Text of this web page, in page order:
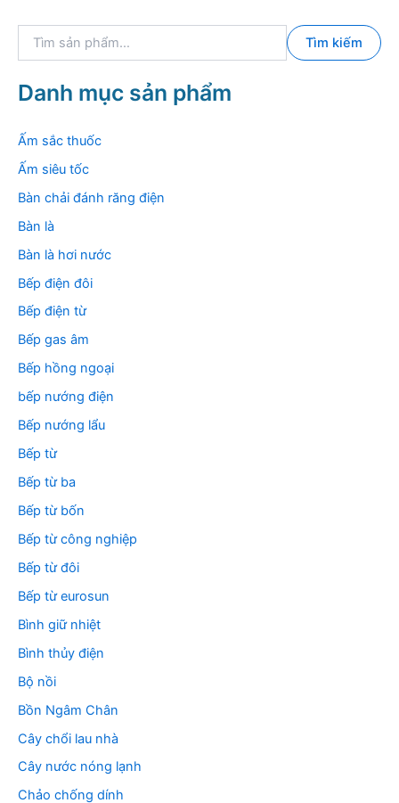
k
i
m
Tìm kiếm
Danh mục sản phẩm
Ấm sắc thuốc
Ấm siêu tốc
Bàn chải đánh răng điện
Bàn là
Bàn là hơi nước
Bếp điện đôi
Bếp điện từ
Bếp gas âm
Bếp hồng ngoại
bếp nướng điện
Bếp nướng lẩu
Bếp từ
Bếp từ ba
Bếp từ bốn
Bếp từ công nghiệp
Bếp từ đôi
Bếp từ eurosun
Bình giữ nhiệt
Bình thủy điện
Bộ nồi
Bồn Ngâm Chân
Cây chổi lau nhà
Cây nước nóng lạnh
Chảo chống dính